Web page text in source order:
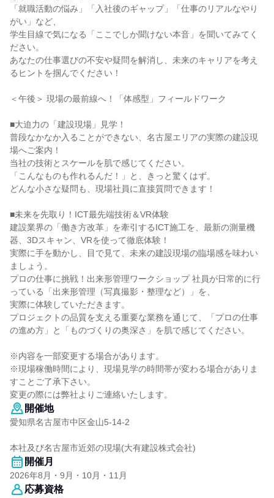
「就職活動の悩み」「入社後のギャップ」「仕事のリアルなやり
がい」など、
学生目線で気になる「ここでしか聞けない本音」を聞いてみてく
ださい。
あなたの仕事選びの不安や疑問を解消し、未来のキャリアを考え
るヒントを掴んでください！
＜午後＞ 現場の最前線へ！「体感型」フィールドワーク
■大迫力の「建設現場」見学！
普段なかなか入ることができない、名古屋エリアの実際の建設現
場へご案内！
当社の技術とスケールを肌で感じてください。
「こんなものも作れるんだ！」と、きっと驚くはず。
どんな小さな疑問も、現場社員に直接質問できます！
■未来を先取り！ICT最先端技術＆VR体験
建設業界の「働き方改革」を牽引するICT施工を、最新の測量機
器、3Dスキャン、VRを使って徹底体験！
実際に手を動かし、目で見て、未来の建設現場の臨場感を味わい
ましょう。
プロの仕事に挑戦！出来形管理ワークショップ 社員が日常的に行
っている「出来形管理（写真撮影・整理など）」を、
実際に体験していただきます。
プロジェクトの品質を支える重要な業務を通じて、「プロの仕事
の進め方」と「ものづくりの奥深さ」を肌で感じてください。
※内容を一部変更する場合があります。
※現場稼働時間により、現場見学の時間帯が変わる場合がありま
すことご了承下さい。
変更の際には弊社よりご連絡いたします。
開催地
愛知県名古屋市中区金山5-14-2
本社及び名古屋市近郊の現場(大有建設株式会社)
開催月
2026年8月・9月・10月・11月
応募資格